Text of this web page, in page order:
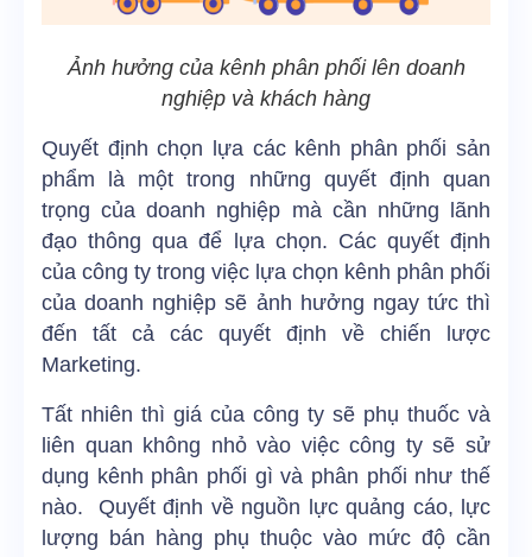
Ảnh hưởng của kênh phân phối lên doanh
nghiệp và khách hàng
Quyết định chọn lựa các kênh phân phối sản
phẩm là một trong những quyết định quan
trọng của doanh nghiệp mà cần những lãnh
đạo thông qua để lựa chọn. Các quyết định
của công ty trong việc lựa chọn kênh phân phối
của doanh nghiệp sẽ ảnh hưởng ngay tức thì
đến tất cả các quyết định về chiến lược
Marketing.
Tất nhiên thì giá của công ty sẽ phụ thuốc và
liên quan không nhỏ vào việc công ty sẽ sử
dụng kênh phân phối gì và phân phối như thế
nào. Quyết định về nguồn lực quảng cáo, lực
lượng bán hàng phụ thuộc vào mức độ cần